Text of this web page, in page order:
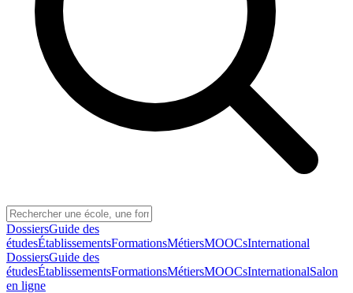
DossiersGuide des
étudesÉtablissementsFormationsMétiersMOOCsInternational
DossiersGuide des
étudesÉtablissementsFormationsMétiersMOOCsInternationalSalon
en ligne